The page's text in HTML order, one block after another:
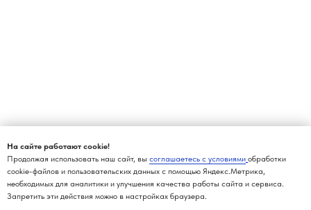
На сайте работают cookie!
Продолжая использовать наш сайт, вы соглашаетесь с условиями обработки
cookie-файлов и пользовательских данных с помощью Яндекс.Метрика,
необходимых для аналитики и улучшения качества работы сайта и сервиса.
Запретить эти действия можно в настройках браузера.